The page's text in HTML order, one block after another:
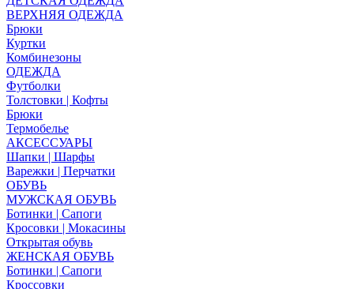
ВЕРХНЯЯ ОДЕЖДА
Брюки
Куртки
Комбинезоны
ОДЕЖДА
Футболки
Толстовки | Кофты
Брюки
Термобелье
АКСЕССУАРЫ
Шапки | Шарфы
Варежки | Перчатки
ОБУВЬ
МУЖСКАЯ ОБУВЬ
Ботинки | Сапоги
Кросовки | Мокасины
Открытая обувь
ЖЕНСКАЯ ОБУВЬ
Ботинки | Сапоги
Кроссовки